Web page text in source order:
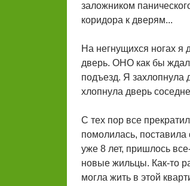
заложником
коридора к дверям...
На негнущихся ногах я
дверь. ОНО как бы
подъезд. Я захлопнула
хлопнула дверь
С тех пор все
помолилась, поставила
уже 8 лет, пришлось
новые жильцы. Как-то
могла жить в этой